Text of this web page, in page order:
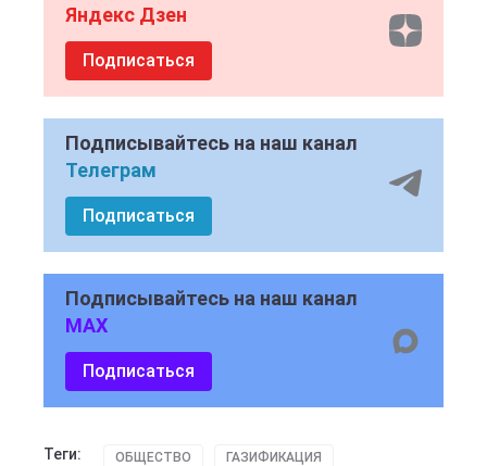
Яндекс Дзен
Подписаться
Подписывайтесь на наш канал
Телеграм
Подписаться
Подписывайтесь на наш канал
MAX
Подписаться
Теги: ОБЩЕСТВО ГАЗИФИКАЦИЯ